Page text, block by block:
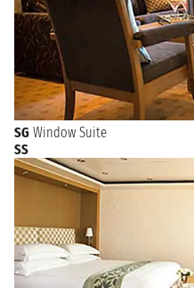
SG Window Suite
SS